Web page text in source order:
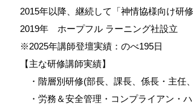
2015年以降、継続して「神情協様向け研
2019年 ホープフル ラーニング社設立
※2025年講師登壇実績：のべ195日
【主な研修講師実績】
・階層別研修(部長、課長、係長・主任
・労務＆安全管理・コンプライアン・